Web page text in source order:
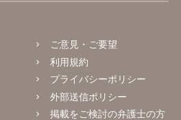
ご意見・ご要望
利用規約
プライバシーポリシー
外部送信ポリシー
掲載をご検討の弁護士の方